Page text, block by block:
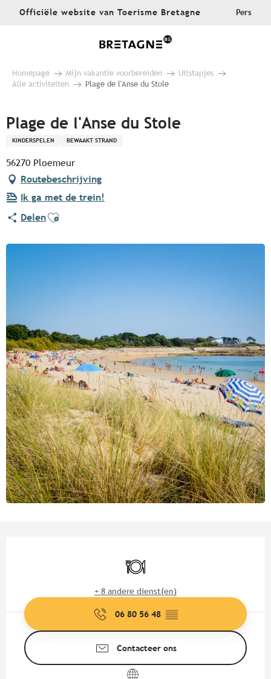
AllerOfficiële website van Toerisme Bretagne Pers
Homepage Mijn vakantie voorbereiden
Uitstapjes
Alle activiteiten
Plage de l'Anse du Stole
Plage de l'Anse du Stole
KINDERSPELEN BEWAAKT STRAND
56270 Ploemeur
Routebeschrijving
Ik ga met de trein!
DelenAjouter aux favoris
Restaurant
+ 8 andere dienst(en)
06 80 56 48 ▒▒
Contacteer ons